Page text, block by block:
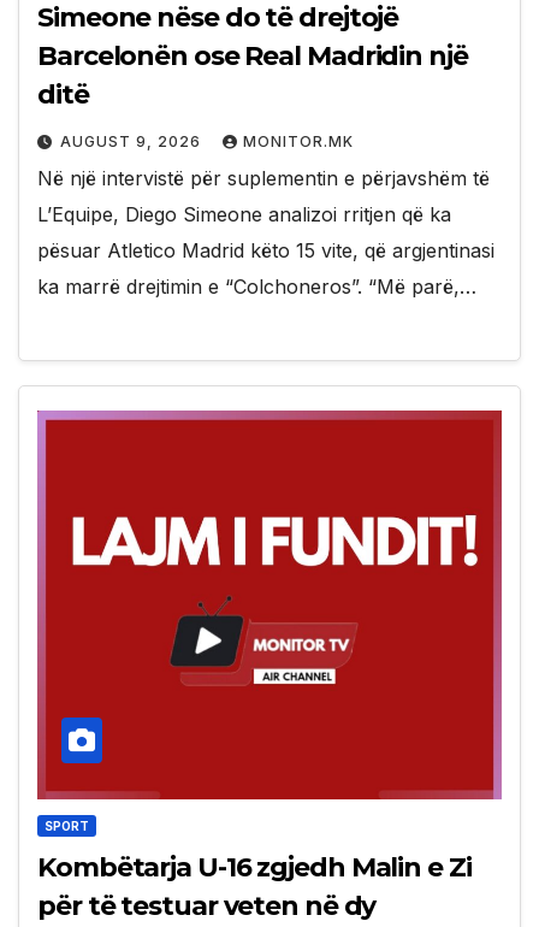
Simeone nëse do të drejtojë
Barcelonën ose Real Madridin një
ditë
AUGUST 9, 2026 MONITOR.MK
Në një intervistë për suplementin e përjavshëm të
L’Equipe, Diego Simeone analizoi rritjen që ka
pësuar Atletico Madrid këto 15 vite, që argjentinasi
ka marrë drejtimin e “Colchoneros”. “Më parë,…
SPORT
Kombëtarja U-16 zgjedh Malin e Zi
për të testuar veten në dy